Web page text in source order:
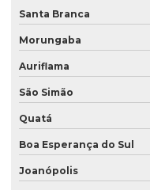
Santa Branca
Morungaba
Auriflama
São Simão
Quatá
Boa Esperança do Sul
Joanópolis